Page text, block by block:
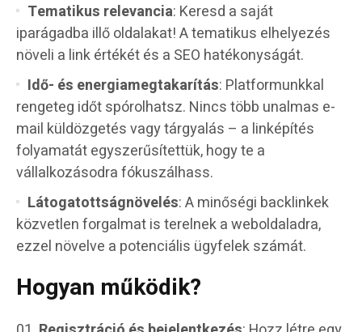
Tematikus relevancia: Keresd a saját
iparágadba illő oldalakat! A tematikus elhelyezés
növeli a link értékét és a SEO hatékonyságát.
Idő- és energiamegtakarítás: Platformunkkal
rengeteg időt spórolhatsz. Nincs több unalmas e-
mail küldözgetés vagy tárgyalás – a linképítés
folyamatát egyszerűsítettük, hogy te a
vállalkozásodra fókuszálhass.
Látogatottságnövelés: A minőségi backlinkek
közvetlen forgalmat is terelnek a weboldaladra,
ezzel növelve a potenciális ügyfelek számát.
Hogyan működik?